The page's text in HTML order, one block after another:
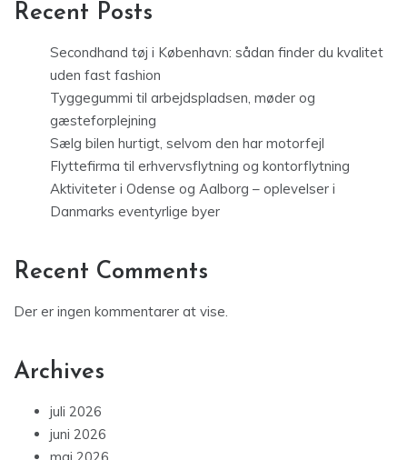
Recent Posts
Secondhand tøj i København: sådan finder du kvalitet
uden fast fashion
Tyggegummi til arbejdspladsen, møder og
gæsteforplejning
Sælg bilen hurtigt, selvom den har motorfejl
Flyttefirma til erhvervsflytning og kontorflytning
Aktiviteter i Odense og Aalborg – oplevelser i
Danmarks eventyrlige byer
Recent Comments
Der er ingen kommentarer at vise.
Archives
juli 2026
juni 2026